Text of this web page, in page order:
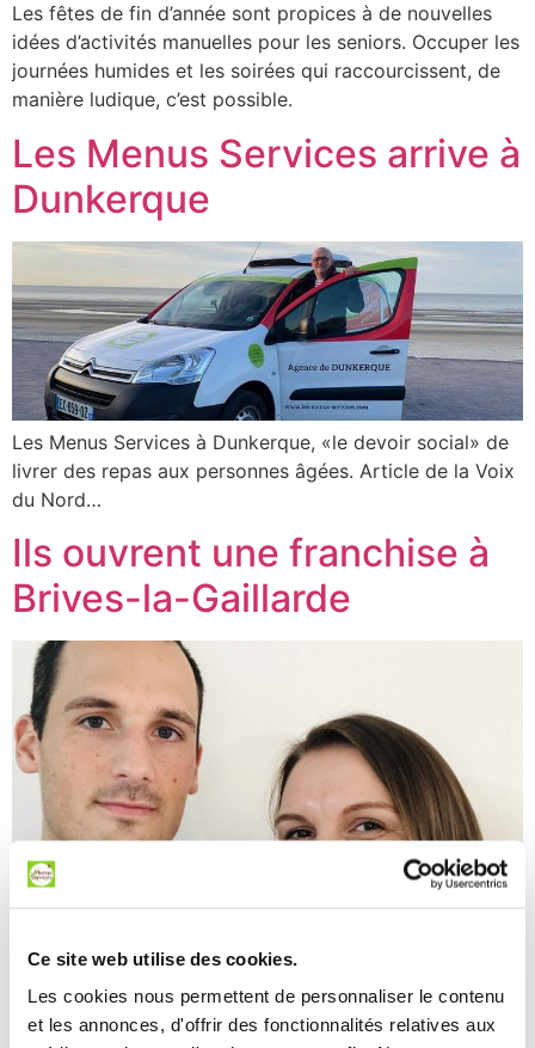
Ce site web utilise des cookies.
Les cookies nous permettent de personnaliser le contenu
et les annonces, d'offrir des fonctionnalités relatives aux
Les fêtes de fin d’année sont propices à de nouvelles
idées d’activités manuelles pour les seniors. Occuper les
journées humides et les soirées qui raccourcissent, de
manière ludique, c’est possible.
Les Menus Services arrive à
Dunkerque
Les Menus Services à Dunkerque, «le devoir social» de
livrer des repas aux personnes âgées. Article de la Voix
du Nord…
Ils ouvrent une franchise à
Brives-la-Gaillarde
Anna et Romain nouveaux franchisés Les Menus